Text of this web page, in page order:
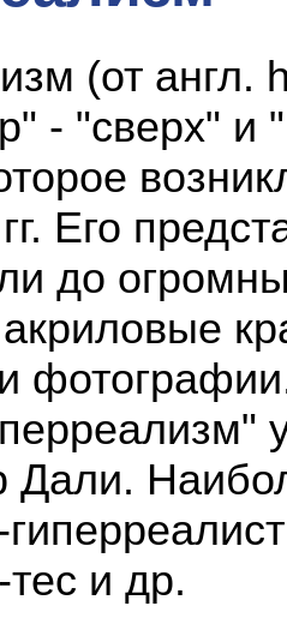
(от англ.
- "сверх" и
Его
до
Дали.
и др.